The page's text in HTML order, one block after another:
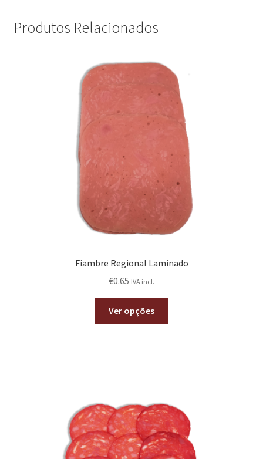
Produtos Relacionados
Fiambre Regional Laminado
€0.65 IVA incl.
Ver opções